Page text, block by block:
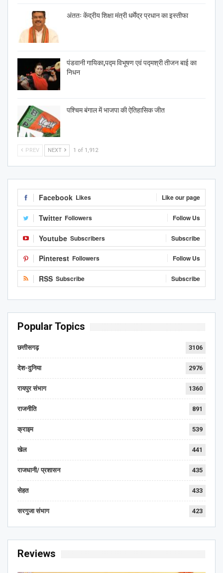
अंततः केंद्रीय शिक्षा मंत्री धर्मेंद्र प्रधान का इस्तीफा
पंडवानी गायिका,पद्म विभूषण एवं पद्मश्री तीजन बाई का
निधन
पश्चिम बंगाल में भाजपा की ऐतिहासिक जीत
PREV NEXT 1 of 1,912
Facebook Likes Like our page
Twitter Followers Follow Us
Youtube Subscribers Subscribe
Pinterest Followers Follow Us
RSS Subscribe Subscribe
Popular Topics
छत्तीसगढ़ 3106
देश-दुनिया 2976
रायपुर संभाग 1360
राजनीति 891
क्राइम 539
खेल 441
राजधानी/ प्रशासन 435
सेहत 433
सरगुजा संभाग 423
Reviews